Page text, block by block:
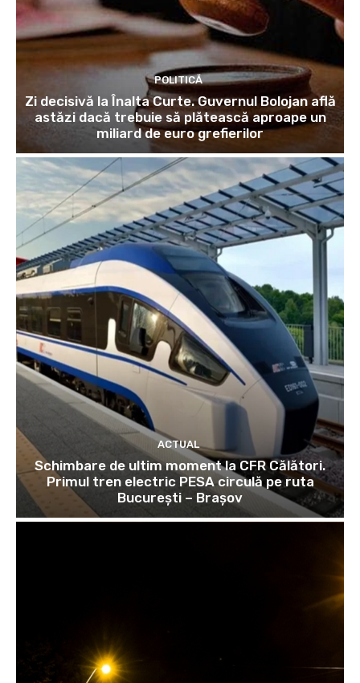
POLITICĂ
Zi decisivă la Înalta Curte. Guvernul Bolojan află
astăzi dacă trebuie să plătească aproape un
miliard de euro grefierilor
ACTUAL
Schimbare de ultim moment la CFR Călători.
Primul tren electric PESA circulă pe ruta
București – Brașov